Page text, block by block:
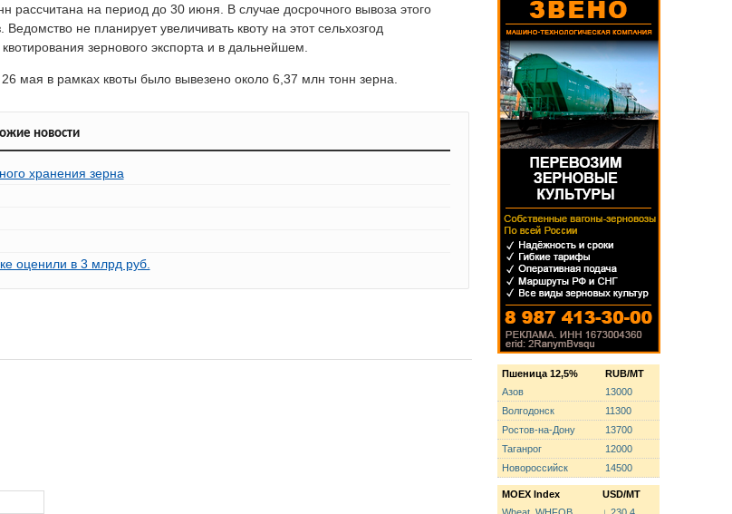
рассчитана на период до 30 июня. В случае досрочного вывоза этого
не планирует увеличивать квоту на этот сельхозгод
зернового экспорта и в дальнейшем.
мая в рамках квоты было вывезено около 6,37 млн тонн зерна.
новости
хранения зерна
оценили в 3 млрд руб.
Пшеница 12,5%
RUB/MT
Азов
13000
Волгодонск
11300
Ростов-на-Дону
13700
Таганрог
12000
Новороссийск
14500
MOEX Index
USD/MT